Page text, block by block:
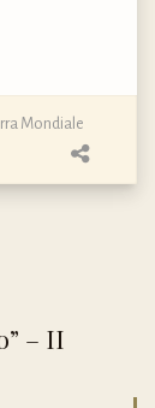
Mondiale
– II